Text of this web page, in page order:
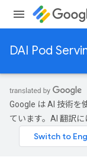
DAI Pod
Google は AI 技術を
ています。AI 翻訳